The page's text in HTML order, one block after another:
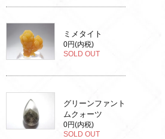
ミメタイト
0円(内税)
SOLD OUT
グリーンファント
ムクォーツ
0円(内税)
SOLD OUT